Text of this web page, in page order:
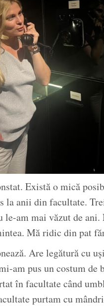
Există o mică
la anii din facultate.
le-am mai văzut de
Mă ridic din pat
Are legătură cu
am pus un costum de
în facultate când
purtam cu